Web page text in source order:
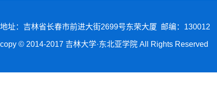
地址：吉林省长春市前进大街2699号东荣大厦 邮编：130012
copy © 2014-2017 吉林大学·东北亚学院 All Rights Reserved